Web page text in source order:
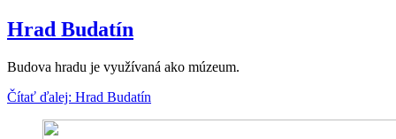
Hrad Budatín
Budova hradu je využívaná ako múzeum.
Čítať ďalej: Hrad Budatín